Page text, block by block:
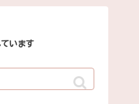
います